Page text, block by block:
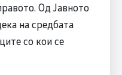
Од Јавното
на средбата
со кои се